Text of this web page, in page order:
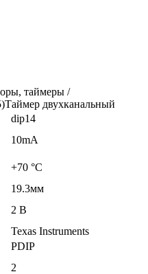
таймеры /
двухканальный
dip14
10mA
+70 °C
19.3мм
2 В
Texas Instruments
PDIP
2